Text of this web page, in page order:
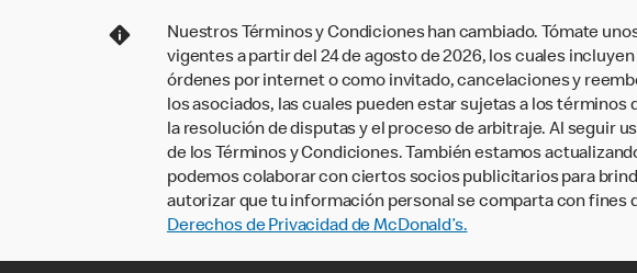
Nuestros Términos y Condiciones han cambiado. Tómate
vigentes a partir del 24 de agosto de 2026, los cuales
órdenes por internet o como invitado, cancelaciones y
los asociados, las cuales pueden estar sujetas a los
la resolución de disputas y el proceso de arbitraje. Al seguir
de los Términos y Condiciones. También estamos
podemos colaborar con ciertos socios publicitarios para
autorizar que tu información personal se comparta con fines
Derechos de Privacidad de McDonald’s.